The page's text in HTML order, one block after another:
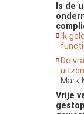
Is de
Ik
De
Mark
Vrije